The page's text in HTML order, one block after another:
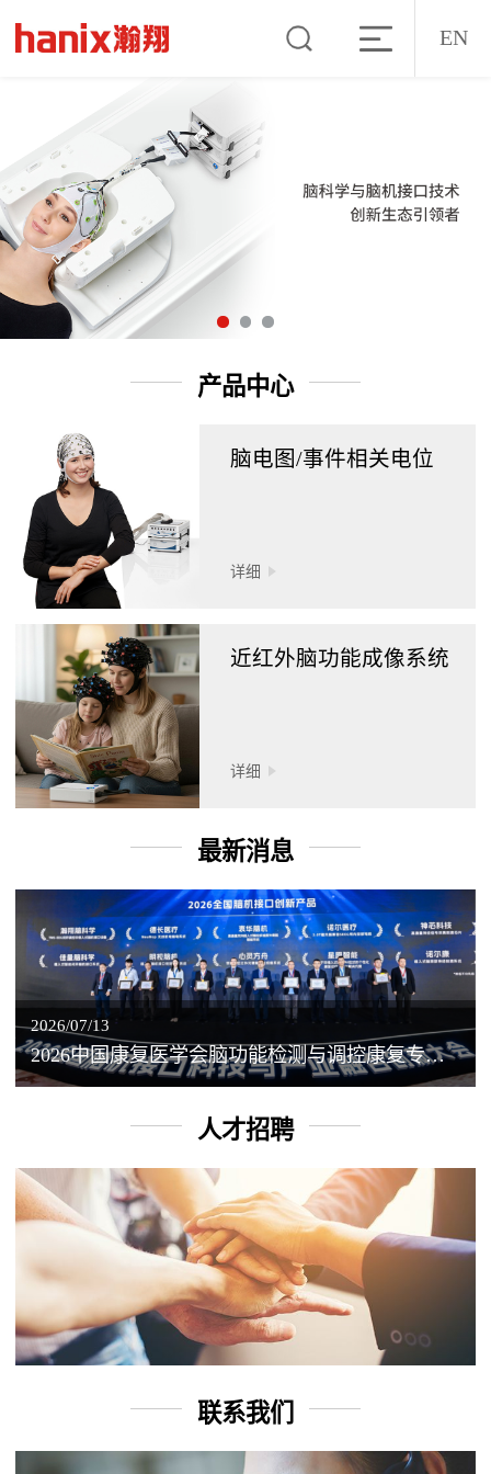
EN
产品中心
脑电图/事件相关电位
详细
近红外脑功能成像系统
详细
最新消息
2026/07/13
2026中国康复医学会脑功能检测与调控康复专业委员会学术年会丨脑客中国：脑机接口——EEG驱动TMS闭环调控工作坊
人才招聘
联系我们